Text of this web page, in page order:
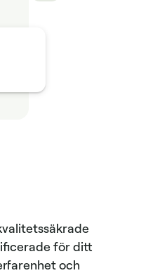
för ditt
och